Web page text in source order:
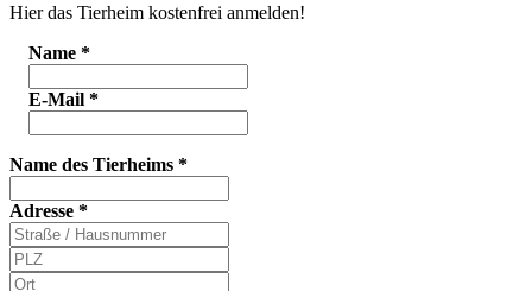
Hier das Tierheim kostenfrei anmelden!
Name *
E-Mail *
Name des Tierheims *
Adresse *